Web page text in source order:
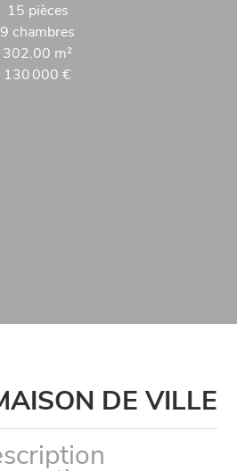
15 pièces
9 chambres
302.00 m²
130 000 €
DE VILLE